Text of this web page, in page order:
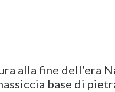
alla fine dell’era
base di